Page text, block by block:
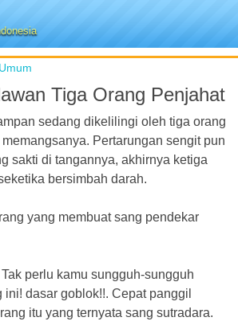
Tiga Orang Penjahat
sedang dikelilingi oleh tiga orang
Pertarungan sengit pun
sakti di tangannya, akhirnya ketiga
bersimbah darah.
yang membuat sang pendekar
perlu kamu sungguh-sungguh
dasar goblok!!. Cepat panggil
itu yang ternyata sang sutradara.